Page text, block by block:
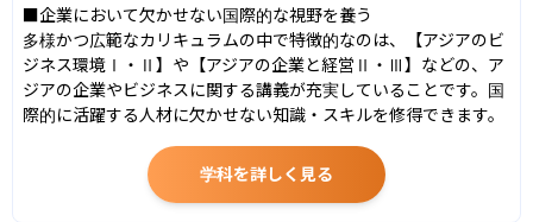
■企業において欠かせない国際的な視野を養う
多様かつ広範なカリキュラムの中で特徴的なのは、【アジアのビ
ジネス環境Ⅰ・Ⅱ】や【アジアの企業と経営Ⅱ・Ⅲ】などの、ア
ジアの企業やビジネスに関する講義が充実していることです。国
際的に活躍する人材に欠かせない知識・スキルを修得できます。
学科を詳しく見る